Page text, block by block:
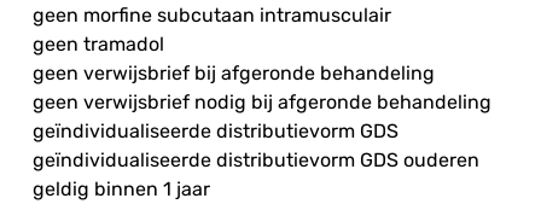
geen morfine subcutaan intramusculair
geen tramadol
geen verwijsbrief bij afgeronde behandeling
geen verwijsbrief nodig bij afgeronde behandeling
geïndividualiseerde distributievorm GDS
geïndividualiseerde distributievorm GDS ouderen
geldig binnen 1 jaar